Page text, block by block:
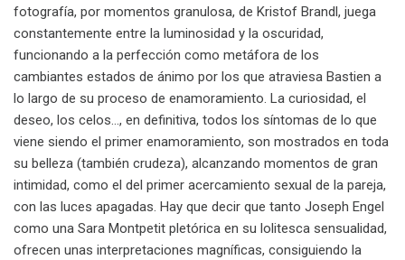
fotografía, por momentos granulosa, de Kristof Brandl, juega
constantemente entre la luminosidad y la oscuridad,
funcionando a la perfección como metáfora de los
cambiantes estados de ánimo por los que atraviesa Bastien a
lo largo de su proceso de enamoramiento. La curiosidad, el
deseo, los celos…, en definitiva, todos los síntomas de lo que
viene siendo el primer enamoramiento, son mostrados en toda
su belleza (también crudeza), alcanzando momentos de gran
intimidad, como el del primer acercamiento sexual de la pareja,
con las luces apagadas. Hay que decir que tanto Joseph Engel
como una Sara Montpetit pletórica en su lolitesca sensualidad,
ofrecen unas interpretaciones magníficas, consiguiendo la